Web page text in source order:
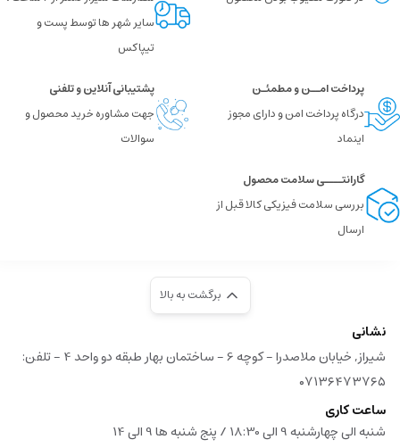
سایر شهر ها توسط پست و
تیپاکس
پرداخت امــن و مطمئـن
درگاه پرداخت امن و دارای مجوز
اینماد
پشتیبانی آنلاین و تلفنی
جهت مشاوره خرید محصول و
سوالات
گارانتــــی سلامت محصول
بررسی سلامت فیزیکی کالا قبل از
ارسال
برگشت به بالا
نشانی
شیراز, خیابان ملاصدرا - کوچه 6 - ساختمان بهار طبقه دو واحد 4 - تلفن:
۰۷۱۳۶۴۷۳۷۶۵
ساعت کاری
شنبه الی چهارشنبه 9 الی 18:30 / پنج شنبه ها 9 الی 14